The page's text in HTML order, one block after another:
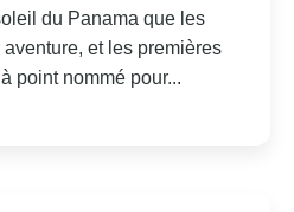
du Panama que les
et les premières
point nommé pour...